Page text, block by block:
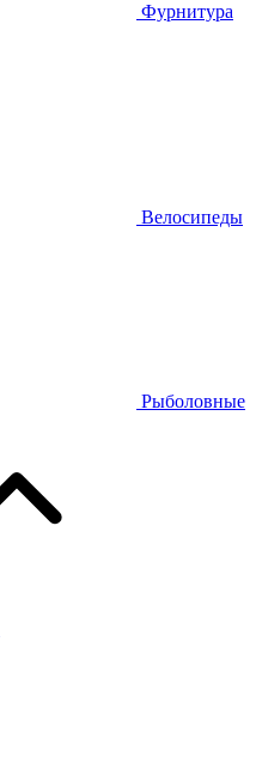
Фурнитура
Велосипеды
Рыболовные